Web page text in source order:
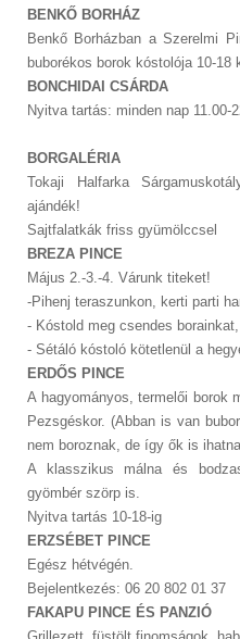
BENKŐ BORHÁZ
Benkő Borházban a Szerelmi
buborékos borok kóstolója 10-18
BONCHIDAI CSÁRDA
Nyitva tartás: minden nap 11.00-
BORGALÉRIA
Tokaji Halfarka
ajándék!
Sajtfalatkák friss gyümölccsel
BREZA PINCE
Május 2.-3.-4. Várunk titeket!
-Pihenj teraszunkon, kerti parti
- Kóstold meg csendes
- Sétáló kóstoló kötetlenül a
ERDŐS PINCE
A hagyományos, termelői borok
Pezsgéskor. (Abban is van
nem boroznak, de így ők is
A klasszikus málna és
gyömbér szörp is.
Nyitva tartás 10-18-ig
ERZSÉBET PINCE
Egész hétvégén.
Bejelentkezés: 06 20 802 01 37
FAKAPU PINCE ÉS PANZIÓ